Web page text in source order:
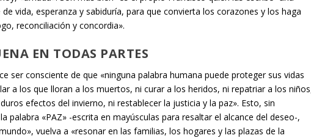
vida, esperanza y sabiduría, para que convierta los corazones y los haga
reconciliación y concordia».
EN TODAS PARTES
ser consciente de que «ninguna palabra humana puede proteger sus vidas
a los que lloran a los muertos, ni curar a los heridos, ni repatriar a los
efectos del invierno, ni restablecer la justicia y la paz». Esto, sin
palabra «PAZ» -escrita en mayúsculas para resaltar el alcance del deseo-,
vuelva a «resonar en las familias, los hogares y las plazas de la